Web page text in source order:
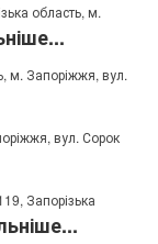
область, м.
м. Запоріжжя, вул.
вул. Сорок
Запорізька